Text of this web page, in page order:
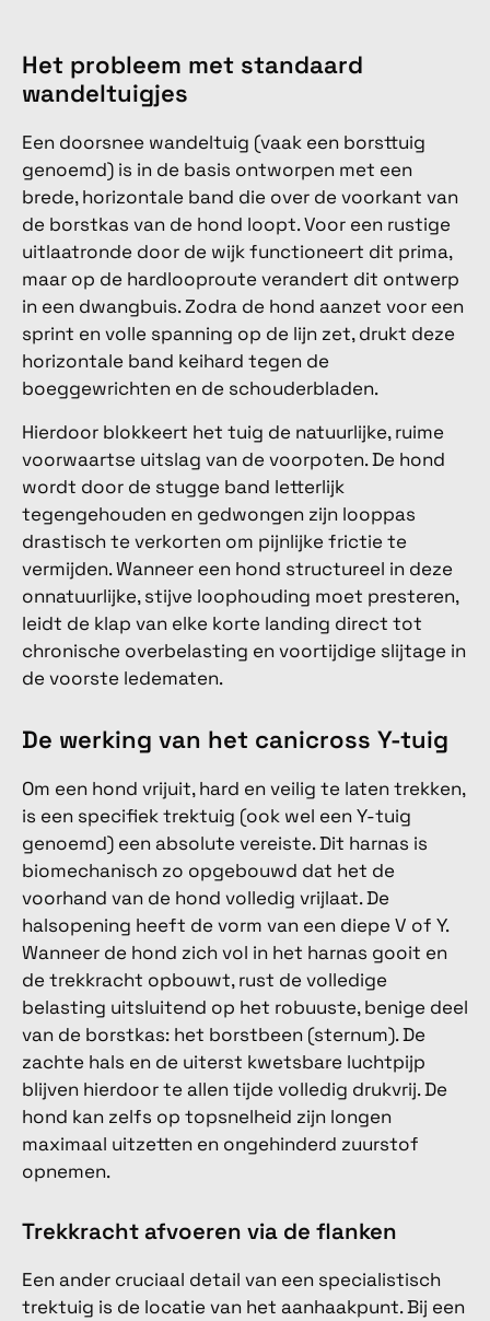
Het probleem met standaard
wandeltuigjes
Een doorsnee wandeltuig (vaak een borsttuig
genoemd) is in de basis ontworpen met een
brede, horizontale band die over de voorkant van
de borstkas van de hond loopt. Voor een rustige
uitlaatronde door de wijk functioneert dit prima,
maar op de hardlooproute verandert dit ontwerp
in een dwangbuis. Zodra de hond aanzet voor een
sprint en volle spanning op de lijn zet, drukt deze
horizontale band keihard tegen de
boeggewrichten en de schouderbladen.
Hierdoor blokkeert het tuig de natuurlijke, ruime
voorwaartse uitslag van de voorpoten. De hond
wordt door de stugge band letterlijk
tegengehouden en gedwongen zijn looppas
drastisch te verkorten om pijnlijke frictie te
vermijden. Wanneer een hond structureel in deze
onnatuurlijke, stijve loophouding moet presteren,
leidt de klap van elke korte landing direct tot
chronische overbelasting en voortijdige slijtage in
de voorste ledematen.
De werking van het canicross Y-tuig
Om een hond vrijuit, hard en veilig te laten trekken,
is een specifiek trektuig (ook wel een Y-tuig
genoemd) een absolute vereiste. Dit harnas is
biomechanisch zo opgebouwd dat het de
voorhand van de hond volledig vrijlaat. De
halsopening heeft de vorm van een diepe V of Y.
Wanneer de hond zich vol in het harnas gooit en
de trekkracht opbouwt, rust de volledige
belasting uitsluitend op het robuuste, benige deel
van de borstkas: het borstbeen (sternum). De
zachte hals en de uiterst kwetsbare luchtpijp
blijven hierdoor te allen tijde volledig drukvrij. De
hond kan zelfs op topsnelheid zijn longen
maximaal uitzetten en ongehinderd zuurstof
opnemen.
Trekkracht afvoeren via de flanken
Een ander cruciaal detail van een specialistisch
trektuig is de locatie van het aanhaakpunt. Bij een